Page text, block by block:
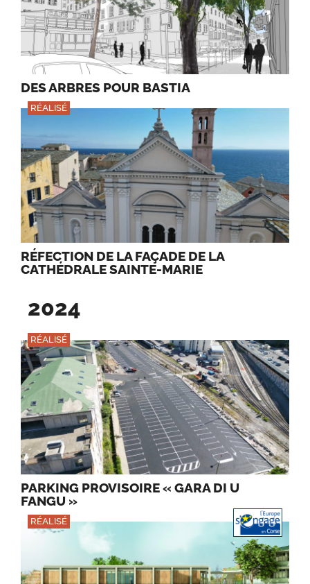
DES ARBRES POUR BASTIA
RÉALISÉ
RÉFECTION DE LA FAÇADE DE LA
CATHÉDRALE SAINTE-MARIE
2024
RÉALISÉ
PARKING PROVISOIRE « GARA DI U
FANGU »
RÉALISÉ